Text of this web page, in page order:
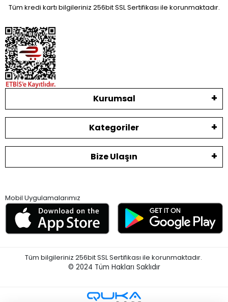
Tüm kredi kartı bilgileriniz 256bit SSL Sertifikası ile korunmaktadır.
Kurumsal
Kategoriler
Bize Ulaşın
Mobil Uygulamalarımız
Tüm bilgileriniz 256bit SSL Sertifikası ile korunmaktadır.
© 2024 Tüm Hakları Saklıdır